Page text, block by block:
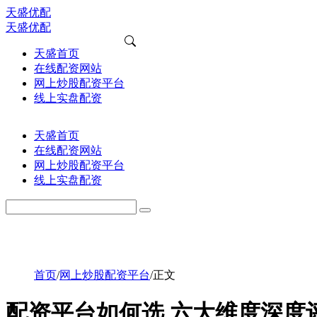
天盛优配
天盛优配
天盛首页
在线配资网站
网上炒股配资平台
线上实盘配资
天盛首页
在线配资网站
网上炒股配资平台
线上实盘配资
首页/网上炒股配资平台/正文